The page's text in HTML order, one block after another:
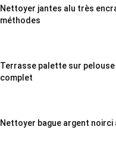
Nettoyer jantes alu très
méthodes
Terrasse palette sur pelouse
complet
Nettoyer bague argent noirci